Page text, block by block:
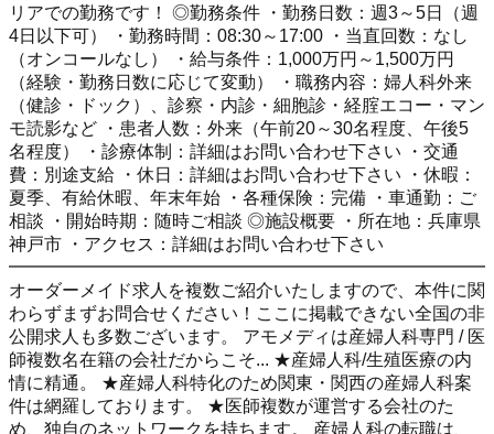
リアでの勤務です！ ◎勤務条件 ・勤務日数：週3～5日（週
4日以下可） ・勤務時間：08:30～17:00 ・当直回数：なし
（オンコールなし） ・給与条件：1,000万円～1,500万円
（経験・勤務日数に応じて変動） ・職務内容：婦人科外来
（健診・ドック）、診察・内診・細胞診・経腟エコー・マン
モ読影など ・患者人数：外来（午前20～30名程度、午後5
名程度） ・診療体制：詳細はお問い合わせ下さい ・交通
費：別途支給 ・休日：詳細はお問い合わせ下さい ・休暇：
夏季、有給休暇、年末年始 ・各種保険：完備 ・車通勤：ご
相談 ・開始時期：随時ご相談 ◎施設概要 ・所在地：兵庫県
神戸市 ・アクセス：詳細はお問い合わせ下さい
━━━━━━━━━━━━━━━━━━━━━━━━━━━
オーダーメイド求人を複数ご紹介いたしますので、本件に関
わらずまずお問合せください！ここに掲載できない全国の非
公開求人も多数ございます。 アモメディは産婦人科専門 / 医
師複数名在籍の会社だからこそ... ★産婦人科/生殖医療の内
情に精通。 ★産婦人科特化のため関東・関西の産婦人科案
件は網羅しております。 ★医師複数が運営する会社のた
め、独自のネットワークを持ちます。 産婦人科の転職は、